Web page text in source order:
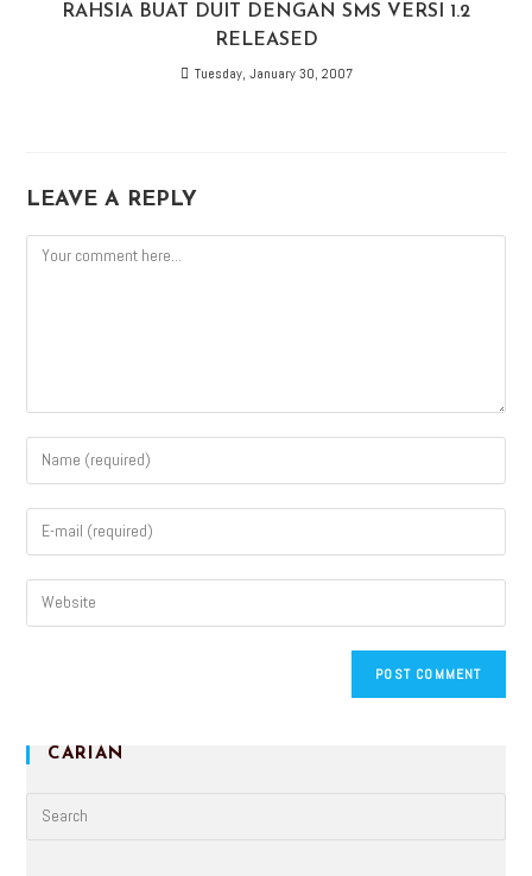
RAHSIA BUAT DUIT DENGAN SMS VERSI 1.2
RELEASED
Tuesday, January 30, 2007
LEAVE A REPLY
CARIAN